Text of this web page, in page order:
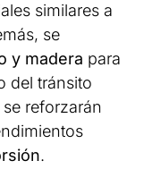
similares a
se
y madera para
del tránsito
reforzarán
.